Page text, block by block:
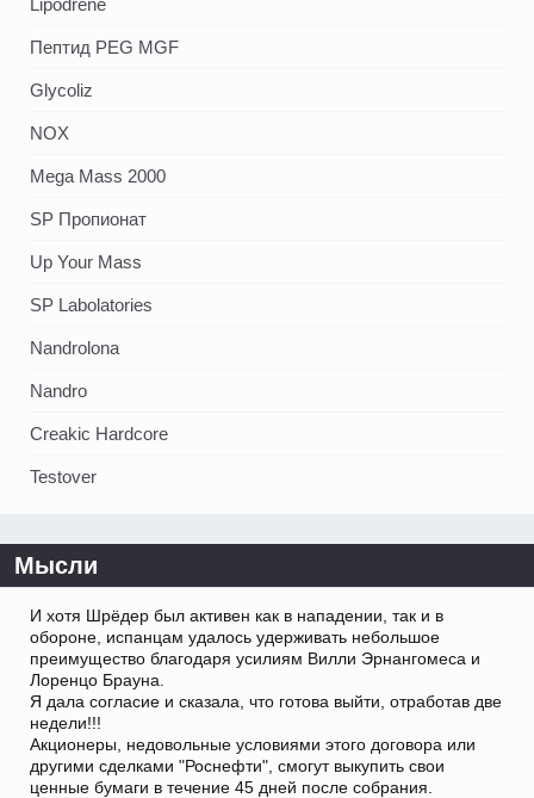
Пептид PEG MGF
Glycoliz
NOX
Mega Mass 2000
SP Пропионат
Up Your Mass
SP Labolatories
Nandrolona
Nandro
Creakic Hardcore
Testover
Мысли
И хотя Шрёдер был активен как в нападении, так и в
обороне, испанцам удалось удерживать небольшое
преимущество благодаря усилиям Вилли Эрнангомеса и
Лоренцо Брауна.
Я дала согласие и сказала, что готова выйти, отработав две
недели!!!
Акционеры, недовольные условиями этого договора или
другими сделками "Роснефти", смогут выкупить свои
ценные бумаги в течение 45 дней после собрания.